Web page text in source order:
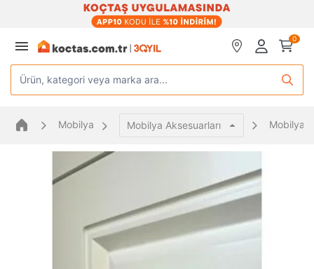
0
Ürün, kategori veya marka ara...
Mobilya Mobilya Aksesuarları Mobilya